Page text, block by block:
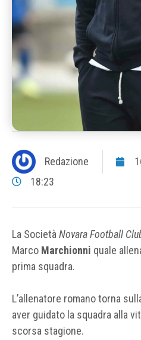
Redazione
18:23
La Società Novara Football
Marco Marchionni quale
prima squadra.
L’allenatore romano torna
aver guidato la squadra alla
scorsa stagione.